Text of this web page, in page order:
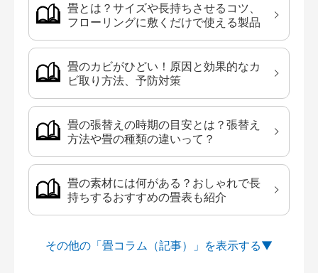
畳とは？サイズや長持ちさせるコツ、
フローリングに敷くだけで使える製品
畳のカビがひどい！原因と効果的なカ
ビ取り方法、予防対策
畳の張替えの時期の目安とは？張替え
方法や畳の種類の違いって？
畳の素材には何がある？おしゃれで長
持ちするおすすめの畳表も紹介
その他の「畳コラム（記事）」を